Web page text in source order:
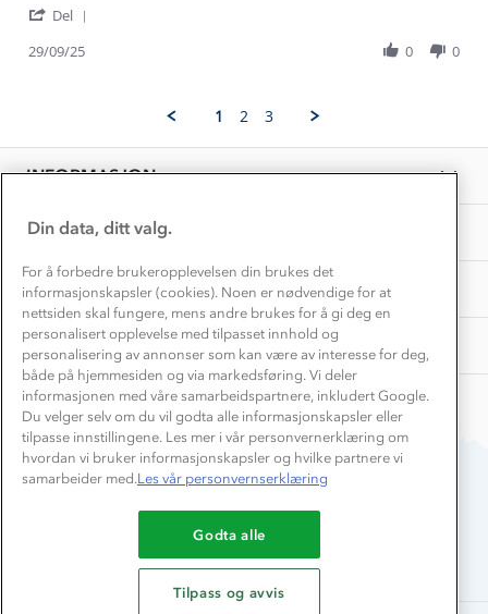
Helén
on
Fin
Normal
Del
29
2025
29/09/25 0 0
1 2 3
INFORMASJON
Kundeklubb
Bedrift, barnehage og SFO
Presse
OM OSS
Samarbeide med oss?
TIPS OG RÅD
Gravidklær
Hvordan velge riktig turtøy?
Store størrelser
Turmat oppskrifter
Beredskap
AKTIVITETER
Norgesferie 🇳🇴
Få turinspirasjon og tips her⛰
Overnatte utendørs⛺
Leirskole 🥾
Barnehageansatt
Tips til hyttetur
Du betaler enkelt med
Din data, ditt valg.
For å forbedre brukeropplevelsen din brukes det
informasjonskapsler (cookies). Noen er nødvendige for at
nettsiden skal fungere, mens andre brukes for å gi deg en
personalisert opplevelse med tilpasset innhold og
personalisering av annonser som kan være av interesse for deg,
både på hjemmesiden og via markedsføring. Vi deler
informasjonen med våre samarbeidspartnere, inkludert Google.
Du velger selv om du vil godta alle informasjonskapsler eller
tilpasse innstillingene. Les mer i vår personvernerklæring om
hvordan vi bruker informasjonskapsler og hvilke partnere vi
samarbeider med.Les vår personvernserklæring
Godta alle
Tilpass og avvis